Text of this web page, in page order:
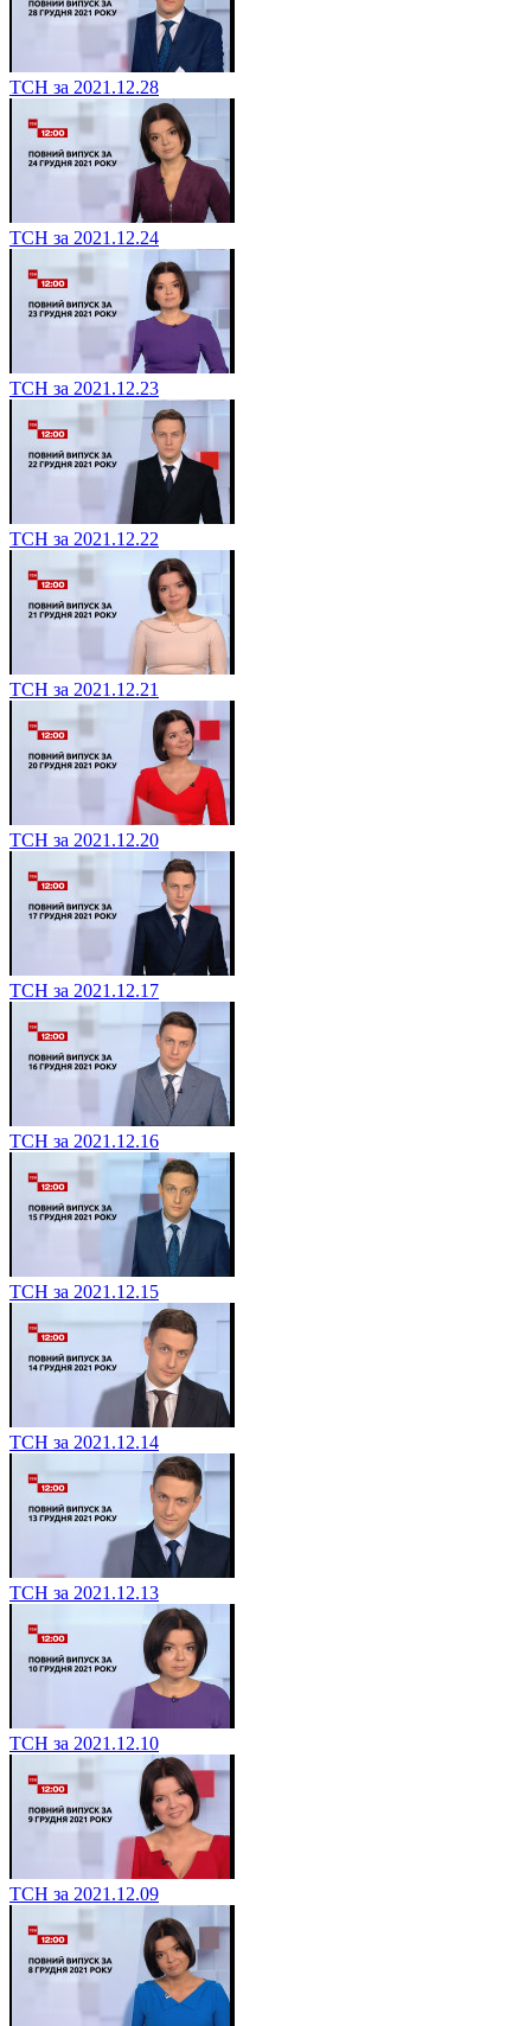
ТСН за 2021.12.28
ТСН за 2021.12.24
ТСН за 2021.12.23
ТСН за 2021.12.22
ТСН за 2021.12.21
ТСН за 2021.12.20
ТСН за 2021.12.17
ТСН за 2021.12.16
ТСН за 2021.12.15
ТСН за 2021.12.14
ТСН за 2021.12.13
ТСН за 2021.12.10
ТСН за 2021.12.09